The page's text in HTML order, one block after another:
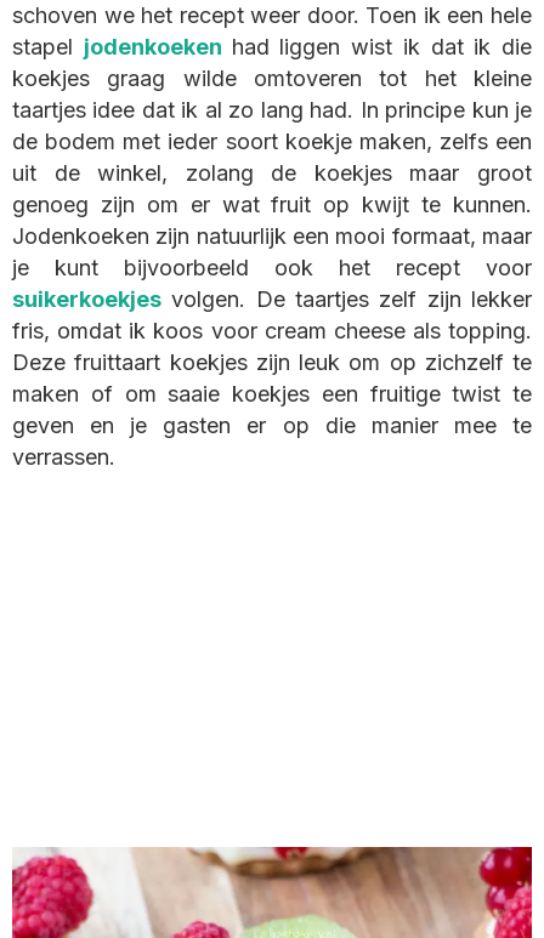
schoven we het recept weer door. Toen ik een hele
stapel jodenkoeken had liggen wist ik dat ik die
koekjes graag wilde omtoveren tot het kleine
taartjes idee dat ik al zo lang had. In principe kun je
de bodem met ieder soort koekje maken, zelfs een
uit de winkel, zolang de koekjes maar groot
genoeg zijn om er wat fruit op kwijt te kunnen.
Jodenkoeken zijn natuurlijk een mooi formaat, maar
je kunt bijvoorbeeld ook het recept voor
suikerkoekjes volgen. De taartjes zelf zijn lekker
fris, omdat ik koos voor cream cheese als topping.
Deze fruittaart koekjes zijn leuk om op zichzelf te
maken of om saaie koekjes een fruitige twist te
geven en je gasten er op die manier mee te
verrassen.